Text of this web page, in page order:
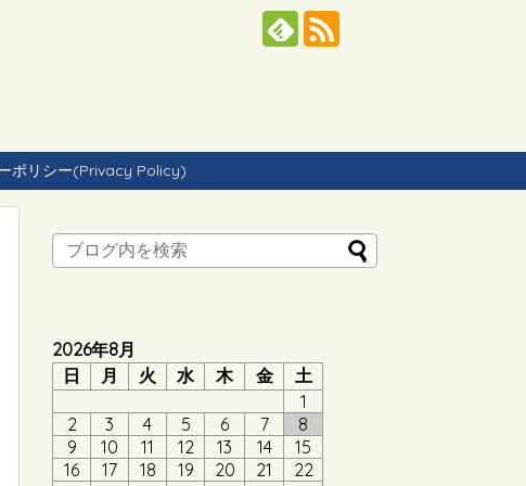
ポリシー(Privacy Policy)
2026年8月
日
月 火 水 木 金
土
1
2
3 4 5 6 7
8
9
10 11 12 13 14
15
16
17 18 19 20 21
22